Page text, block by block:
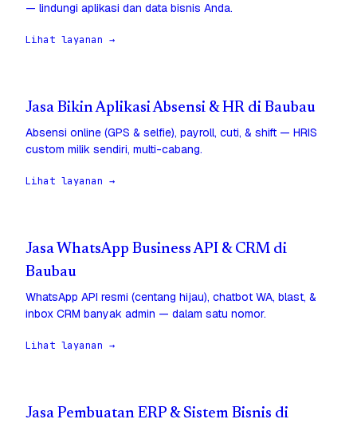
— lindungi aplikasi dan data bisnis Anda.
Lihat layanan →
Jasa Bikin Aplikasi Absensi & HR di Baubau
Absensi online (GPS & selfie), payroll, cuti, & shift — HRIS
custom milik sendiri, multi-cabang.
Lihat layanan →
Jasa WhatsApp Business API & CRM di
Baubau
WhatsApp API resmi (centang hijau), chatbot WA, blast, &
inbox CRM banyak admin — dalam satu nomor.
Lihat layanan →
Jasa Pembuatan ERP & Sistem Bisnis di